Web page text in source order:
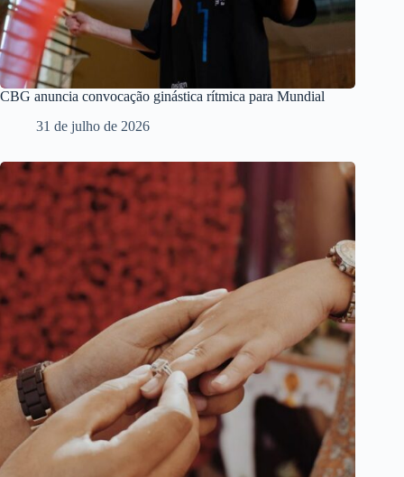
CBG anuncia convocação ginástica rítmica para Mundial
31 de julho de 2026